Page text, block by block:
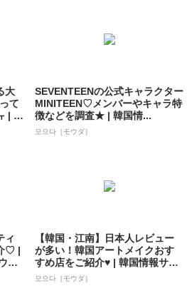
大
て
| 韓
SEVENTEENの公式キャラクター
MINITEEN♡メンバーやキャラ特
徴などを調査★ | 韓国情...
모으다［モウダ］
ィ
♡ |
【韓国・江南】日本人レビュー
が多い！韓国アートメイクおす
すめ店をご紹介♥ | 韓国情報サイ
ト 모으...
모으다［モウダ］